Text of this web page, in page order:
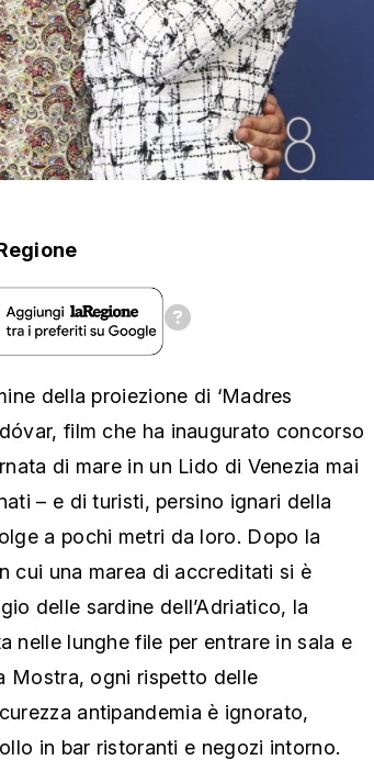
della proiezione di ‘Madres
film che ha inaugurato concorso
di mare in un Lido di Venezia mai
– e di turisti, persino ignari della
a pochi metri da loro. Dopo la
cui una marea di accreditati si è
delle sardine dell’Adriatico, la
nelle lunghe file per entrare in sala e
Mostra, ogni rispetto delle
antipandemia è ignorato,
in bar ristoranti e negozi intorno.